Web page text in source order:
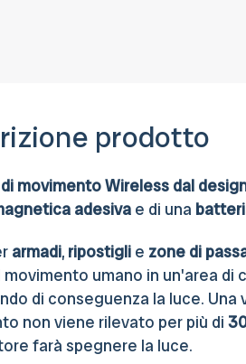
prodotto
movimento Wireless dal
adesiva e di una
armadi, ripostigli e zone di
movimento umano in un'area di
di conseguenza la luce. Una
non viene rilevato per più di
farà spegnere la luce.